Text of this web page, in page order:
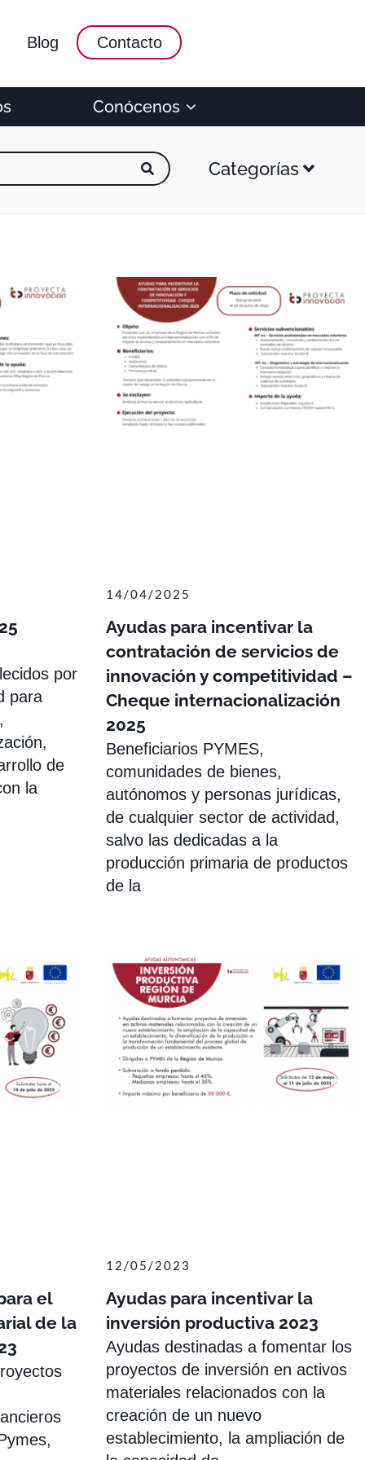
Blog Contacto
Conócenos
Categorías
por
para
de
la
Ayudas para incentivar la
contratación de servicios de
innovación y competitividad –
Cheque internacionalización
2025
14/04/2025
Beneficiarios PYMES,
comunidades de bienes,
autónomos y personas jurídicas,
de cualquier sector de actividad,
salvo las dedicadas a la
producción primaria de productos
de la
el
de la
Ayudas para incentivar la
inversión productiva 2023
12/05/2023
Ayudas destinadas a fomentar los
proyectos de inversión en activos
materiales relacionados con la
creación de un nuevo
establecimiento, la ampliación de